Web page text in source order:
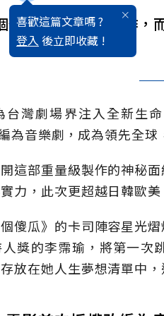
喜歡這篇文章嗎 ?
登入 後立即收藏 !
傻瓜》是部經典神作，
台灣劇場界注入全新生
為音樂劇，成為領先全球
這部重量級製作的神秘
力，此次更超越日韓歐
傻瓜》的卡司陣容星光
獎的李霈瑜，將第一次
放在她人生夢想清單中，